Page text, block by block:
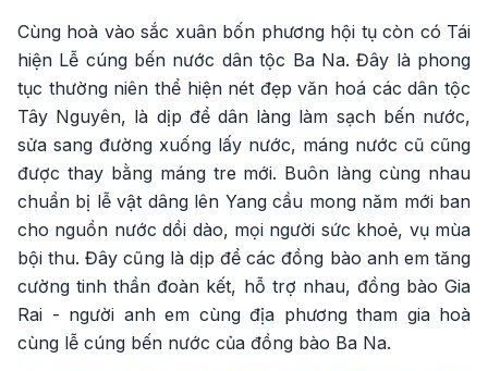
Cùng hoà vào sắc xuân bốn phương hội tụ còn có Tái
hiện Lễ cúng bến nước dân tộc Ba Na. Đây là phong
tục thường niên thể hiện nét đẹp văn hoá các dân tộc
Tây Nguyên, là dịp để dân làng làm sạch bến nước,
sửa sang đường xuống lấy nước, máng nước cũ cũng
được thay bằng máng tre mới. Buôn làng cùng nhau
chuẩn bị lễ vật dâng lên Yang cầu mong năm mới ban
cho nguồn nước dồi dào, mọi người sức khoẻ, vụ mùa
bội thu. Đây cũng là dịp để các đồng bào anh em tăng
cường tinh thần đoàn kết, hỗ trợ nhau, đồng bào Gia
Rai - người anh em cùng địa phương tham gia hoà
cùng lễ cúng bến nước của đồng bào Ba Na.